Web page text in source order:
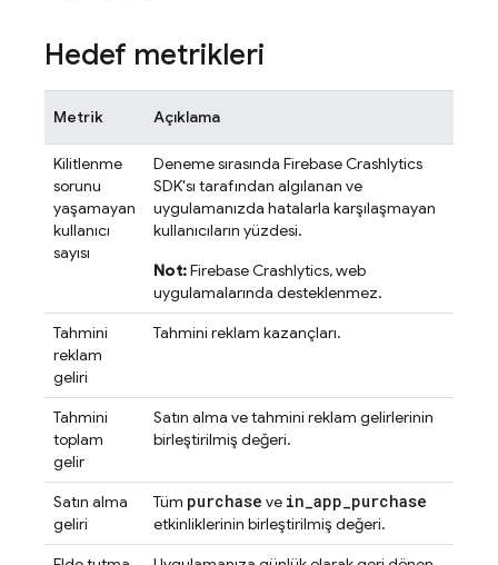
Hedef metrikleri
Metrik Açıklama
Kilitlenme
sorunu
yaşamayan
kullanıcı
sayısı
Deneme sırasında Firebase Crashlytics
SDK'sı tarafından algılanan ve
uygulamanızda hatalarla karşılaşmayan
kullanıcıların yüzdesi.
Not:Firebase Crashlytics, web
uygulamalarında desteklenmez.
Tahmini
reklam
geliri
Tahmini reklam kazançları.
Tahmini
toplam
gelir
Satın alma ve tahmini reklam gelirlerinin
birleştirilmiş değeri.
Satın alma
geliri
Tüm purchase ve in_app_purchase
etkinliklerinin birleştirilmiş değeri.